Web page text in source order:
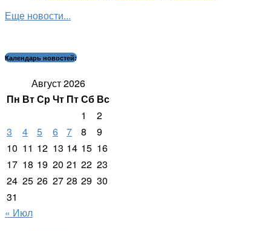
Еще новости...
Календарь новостей:
Август 2026
Пн ВтСрЧт ПтСб Вс
1
2
3
4 5 6 7 8
9
10 11 12 13 14 15 16
17 18 19 20 21 22 23
24 25 26 27 28 29 30
31
« Июл